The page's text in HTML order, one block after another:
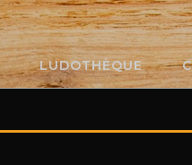
LUDOTHÈQUE